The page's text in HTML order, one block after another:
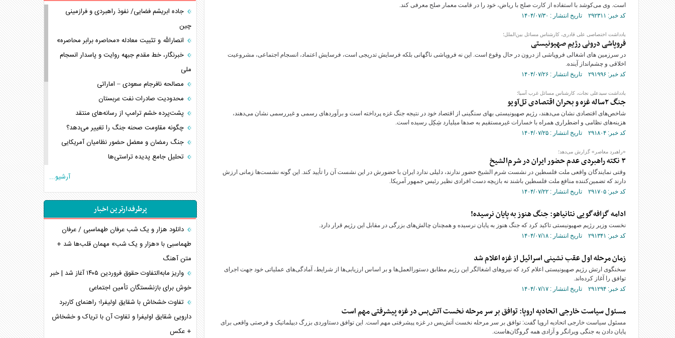
است. وی می‌کوشد با استفاده از کارت صلح با ریاض، خود را در قامت معمار صلح معرفی کند.
کد خبر: ۲۹۲۳۱۱ تاریخ انتشار : ۱۴۰۴/۰۷/۳۰
یادداشت اختصاصی علی قادری، کارشناس مسائل بین‌الملل؛
فروپاشی درونی رژیم صهیونیستی
در سرزمین های اشغالی فروپاشی از درون در حال وقوع است. این نه فروپاشی ناگهانی بلکه فرسایش تدریجی است، فرسایش اعتماد، انسجام اجتماعی، مشروعیت
اخلاقی و چشم‌انداز آینده.
کد خبر: ۲۹۱۹۹۶ تاریخ انتشار : ۱۴۰۴/۰۷/۲۶
یادداشت سیدعلی نجات، کارشناس مسائل غرب آسیا؛
جنگ ۲ساله غزه و بحران اقتصادی تل‌آویو
شاخص‌های اقتصادی نشان می‌دهند، رژیم صهیونیستی بهای سنگینی از اقتصاد خود در نتیجه جنگ غزه پرداخته است و برآوردهای رسمی و غیررسمی نشان می‌دهند،
هزینه‌های نظامی و اضطراری همراه با خسارات غیرمستقیم به صدها میلیارد شِکِل رسیده است.
کد خبر: ۲۹۱۸۰۴ تاریخ انتشار : ۱۴۰۴/۰۷/۲۵
«راهبرد معاصر» گزارش می‌دهد؛
۳ نکته راهبردی‌ عدم حضور ایران در شرم‌الشیخ
وقتی نمایندگان واقعی ملت فلسطین در نشست شرم الشیخ حضور ندارند، دلیلی ندارد ایران با حضورش در این نشست آن را تأیید کند. این گونه نشست‌ها زمانی ارزش
دارند که تضمین‌کننده منافع ملت فلسطین باشند نه بازیچه دست افرادی نظیر رئیس جمهور آمریکا.
کد خبر: ۲۹۱۷۰۵ تاریخ انتشار : ۱۴۰۴/۰۷/۲۲
ادامه گزافه‌گویی نتانیاهو: جنگ هنوز به پایان نرسیده!
نخست وزیر رژیم صهیونیستی تاکید کرد که جنگ هنوز به پایان نرسیده و همچنان چالش‌های بزرگی در مقابل این رژیم قرار دارد.
کد خبر: ۲۹۱۳۴۱ تاریخ انتشار : ۱۴۰۴/۰۷/۱۸
زمان مرحله اول عقب نشینی اسرائیل از غزه اعلام شد
سخنگوی ارتش رژیم صهیونیستی اعلام کرد که نیروهای اشغالگر این رژیم مطابق دستورالعمل‌ها و بر اساس ارزیابی‌ها از شرایط، آمادگی‌های عملیاتی خود جهت اجرای
توافق را آغاز کرده‌اند.
کد خبر: ۲۹۱۲۹۴ تاریخ انتشار : ۱۴۰۴/۰۷/۱۷
مسئول سیاست خارجی اتحادیه اروپا: توافق بر سر مرحله نخست آتش‌بس در غزه پیشرفتی مهم است
مسئول سیاست خارجی اتحادیه اروپا گفت: توافق بر سر مرحله نخست آتش‌بس در غزه پیشرفتی مهم است. این توافق دستاوردی بزرگ دیپلماتیک و فرصتی واقعی برای
پایان دادن به جنگی ویرانگر و آزادی همه گروگان‌هاست.
جاده ابریشم فضایی/ نفوذ راهبردی و فرازمینی
چین
انصارالله و تثبیت معادله «محاصره برابر محاصره»
خبرنگار، خط مقدم جبهه روایت و پاسدار انسجام
ملی
مصالحه نافرجام سعودی – اماراتی
محدودیت صادرات نفت عربستان
پشت‌پرده خشم ترامپ از رسانه‌های منتقد
چگونه مقاومت صحنه جنگ را تغییر می‌دهد؟
جنگ رمضان و معضل حضور نظامیان آمریکایی
تحلیل جامع پدیده تراستی‌ها
غرب
اربعین، کابوس مشترک تل‌آویو-واشنگتن
برنامه هفتم توسعه در نقطه کور سیاستگذاری
کنوانسیون دریای خزر در راستای منافع ملی است؟
اوکراین بازوی مخرب آمریکا در غرب آسیا
اهمیت راهبردی اردن برای آمریکا
پیام، ظرفیت بالفعل‌نشده تجارت ایران
همسویی عربستان با سنتکام علیه متحدان ایران
ترامپ و توهم خلع سلاح حماس
چرا کویت به دنبال شریک امنیتی جدید است؟
آرشیو...
پرطرفدارترین اخبار
دانلود هزار و یک شب عرفان طهماسبی / عرفان
طهماسبی با «هزار و یک شب» مهمان قلب‌ها شد +
متن آهنگ
واریز مابه‌التفاوت حقوق فروردین ۱۴۰۵ آغاز شد | خبر
خوش برای بازنشستگان تأمین اجتماعی
تفاوت خشخاش با شقایق اولیفرا؛ راهنمای کاربرد
دارویی شقایق اولیفرا و تفاوت آن با تریاک و خشخاش
+ عکس